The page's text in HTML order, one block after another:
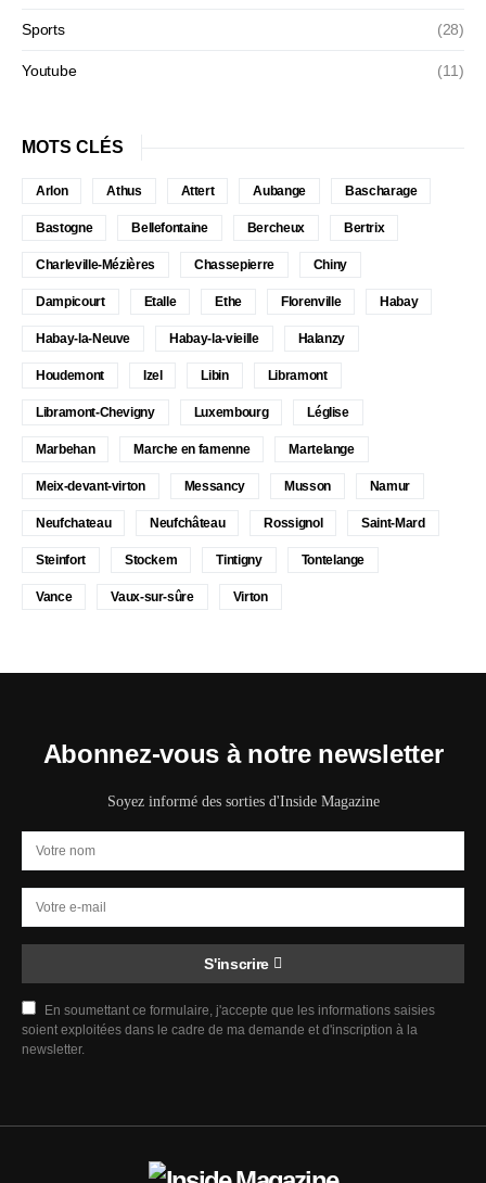
Sports (28)
Youtube (11)
MOTS CLÉS
Arlon Athus Attert Aubange Bascharage
Bastogne Bellefontaine Bercheux Bertrix
Charleville-Mézières Chassepierre Chiny
Dampicourt Etalle Ethe Florenville Habay
Habay-la-Neuve Habay-la-vieille Halanzy
Houdemont Izel Libin Libramont
Libramont-Chevigny Luxembourg Léglise
Marbehan Marche en famenne Martelange
Meix-devant-virton Messancy Musson Namur
Neufchateau Neufchâteau Rossignol Saint-Mard
Steinfort Stockem Tintigny Tontelange
Vance Vaux-sur-sûre Virton
Abonnez-vous à notre newsletter
Soyez informé des sorties d'Inside Magazine
S'inscrire
En soumettant ce formulaire, j'accepte que les informations saisies
soient exploitées dans le cadre de ma demande et d'inscription à la
newsletter.